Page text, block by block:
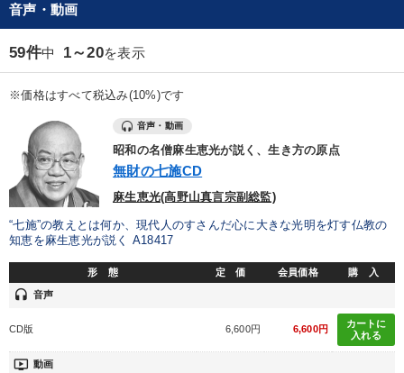
mic 講演収録物を探す
全国経営者セミナー講演収録物（全1315タイトル）からお探しいただけ
ます
優秀各社の智恵と戦略 事業家のロマンと経営
若手異才経営者の発想 専門家のアドバイス
リーダーの器量を学ぶ
テーマ
【3月】音声・映像
音声・動画
59件中 1～20を表示
※価格はすべて税込み(10%)です
音声・動画
昭和の名僧麻生恵光が説く、生き方の原点
無財の七施CD
麻生恵光(高野山真言宗副総監)
“七施”の教えとは何か、現代人のすさんだ心に大きな光明を灯す仏教の
知恵を麻生恵光が説く A18417
形 態 定 価 会員価格 購 入
headset 音声
CD版 6,600円 6,600円
カートに
入れる
ondemand_video 動画